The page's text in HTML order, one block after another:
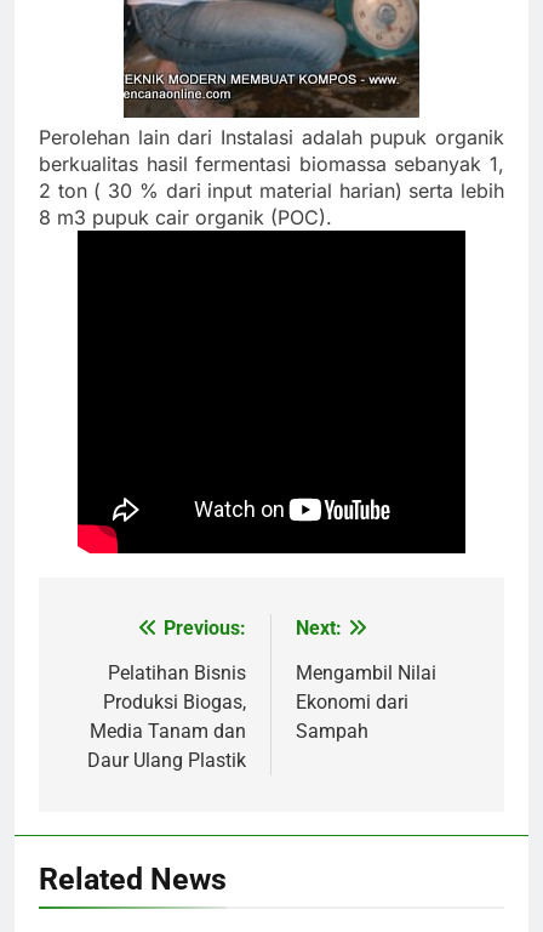
Perolehan lain dari Instalasi adalah pupuk organik
berkualitas hasil fermentasi biomassa sebanyak 1,
2 ton ( 30 % dari input material harian) serta lebih
8 m3 pupuk cair organik (POC).
Navigasi
pos
Previous:
Pelatihan Bisnis
Produksi Biogas,
Media Tanam dan
Daur Ulang Plastik
Next:
Mengambil Nilai
Ekonomi dari
Sampah
Related News